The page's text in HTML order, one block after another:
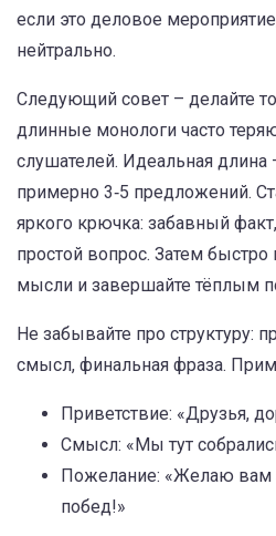
если это деловое
нейтрально.
Следующий совет – делайте
длинные монологи часто
слушателей. Идеальная длина
примерно 3‑5 предложений.
яркого крючка: забавный
простой вопрос. Затем
мысли и завершайте тёплым
Не забывайте про структуру:
смысл, финальная фраза.
Приветствие: «Друзья,
Смысл: «Мы тут
Пожелание: «Желаю вам
побед!»